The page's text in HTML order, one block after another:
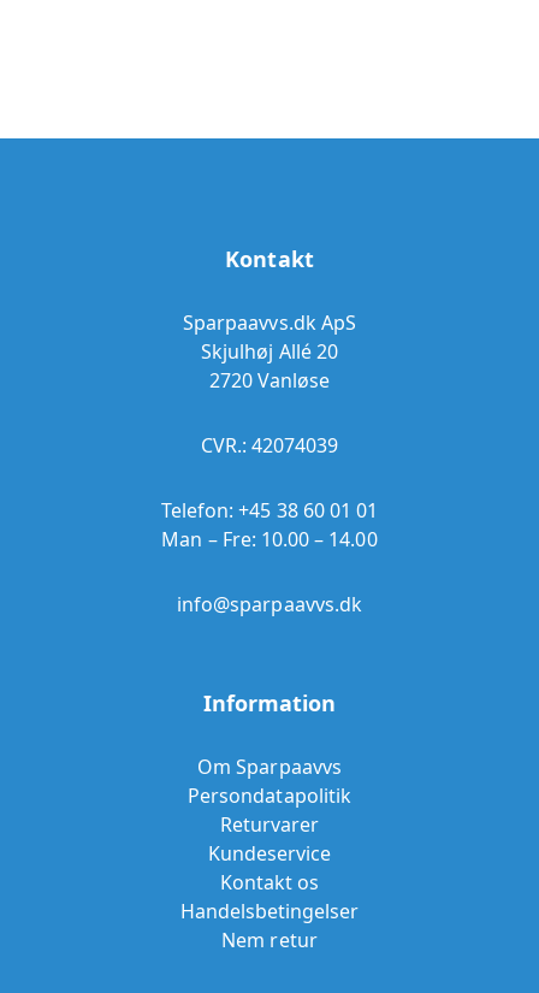
Kontakt
Sparpaavvs.dk ApS
Skjulhøj Allé 20
2720 Vanløse
CVR.: 42074039
Telefon:+45 38 60 01 01
Man – Fre: 10.00 – 14.00
info@sparpaavvs.dk
Information
Om Sparpaavvs
Persondatapolitik
Returvarer
Kundeservice
Kontakt os
Handelsbetingelser
Nem retur